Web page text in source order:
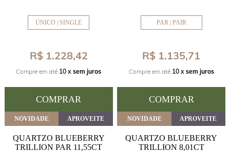
ÚNICO | SINGLE
R$ 1.228,42
Compre em até 10 x sem juros
COMPRAR
PAR | PAIR
R$ 1.135,71
Compre em até 10 x sem juros
COMPRAR
NOVIDADE APROVEITE
QUARTZO BLUEBERRY
TRILLION PAR 11,55CT
NOVIDADE APROVEITE
QUARTZO BLUEBERRY
TRILLION 8,01CT